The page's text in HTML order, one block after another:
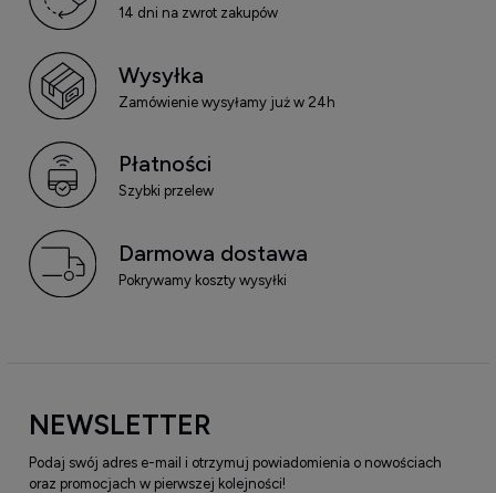
14 dni na zwrot zakupów
Wysyłka
Zamówienie wysyłamy już w 24h
Płatności
Szybki przelew
Darmowa dostawa
Pokrywamy koszty wysyłki
NEWSLETTER
Podaj swój adres e-mail i otrzymuj powiadomienia o nowościach
oraz promocjach w pierwszej kolejności!